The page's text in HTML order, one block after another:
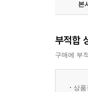
인간이
곳에든
본
부적합
구매에 부
상